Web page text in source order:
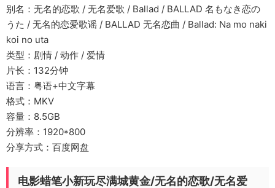
别名：无名的恋歌 / 无名爱歌 / Ballad / BALLAD 名もなき恋の
うた / 无名的恋爱歌谣 / BALLAD 无名恋曲 / Ballad: Na mo naki
koi no uta
类型：剧情 / 动作 / 爱情
片长：132分钟
语言：粤语+中文字幕
格式：MKV
容量：8.5GB
分辨率：1920*800
分享方式：百度网盘
电影蜡笔小新玩尽满城黄金/无名的恋歌/无名爱